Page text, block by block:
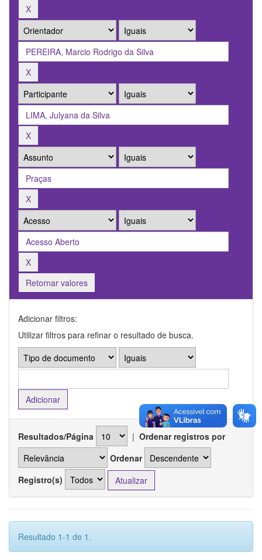
Retornar valores
Adicionar filtros:
Utilizar filtros para refinar o resultado de busca.
Resultados/Página | Ordenar registros por
Ordenar
Registro(s)
Resultado 1-1 de 1.